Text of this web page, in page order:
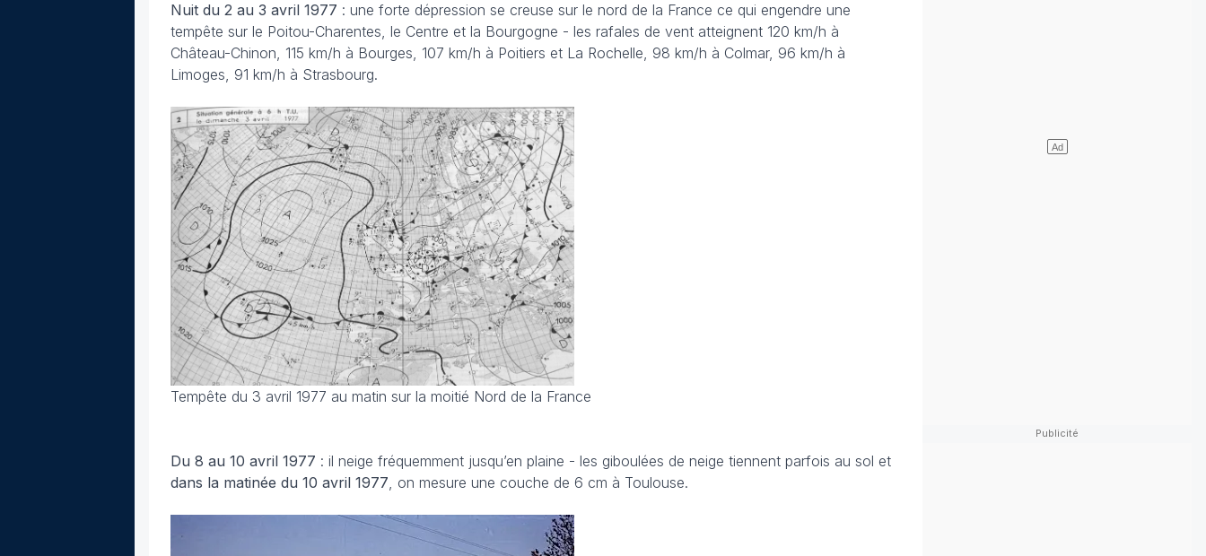
Nuit du 2 au 3 avril 1977 : une forte dépression se creuse sur le nord de la France ce qui engendre une
tempête sur le Poitou-Charentes, le Centre et la Bourgogne - les rafales de vent atteignent 120 km/h à
Château-Chinon, 115 km/h à Bourges, 107 km/h à Poitiers et La Rochelle, 98 km/h à Colmar, 96 km/h à
Limoges, 91 km/h à Strasbourg.
Tempête du 3 avril 1977 au matin sur la moitié Nord de la France
Du 8 au 10 avril 1977 : il neige fréquemment jusqu’en plaine - les giboulées de neige tiennent parfois au sol et
dans la matinée du 10 avril 1977, on mesure une couche de 6 cm à Toulouse.